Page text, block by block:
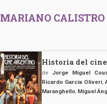
MARIANO CALISTRO
Historia del
de Jorge Miguel
Ricardo García Oliveri,
Maranghello, Miguel